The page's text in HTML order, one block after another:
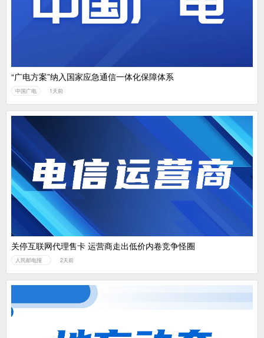
“广电方案”纳入国家应急通信一体化保障体系
中国广电 1天前
关停互联网代理售卡 运营商走出低价内卷竞争怪圈
人民邮电报 2天前